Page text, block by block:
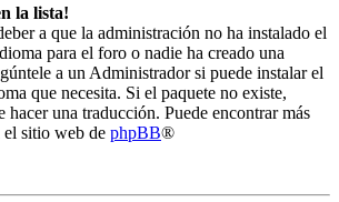
la lista!
a que la administración no ha instalado el
para el foro o nadie ha creado una
a un Administrador si puede instalar el
que necesita. Si el paquete no existe,
hacer una traducción. Puede encontrar más
sitio web de phpBB®